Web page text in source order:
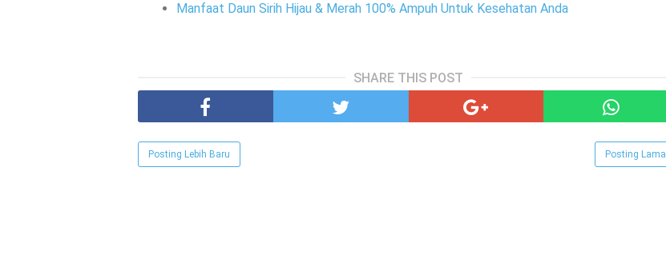
Manfaat Daun Sirih Hijau & Merah 100% Ampuh Untuk Kesehatan Anda
SHARE THIS POST
Posting Lebih Baru Posting Lama